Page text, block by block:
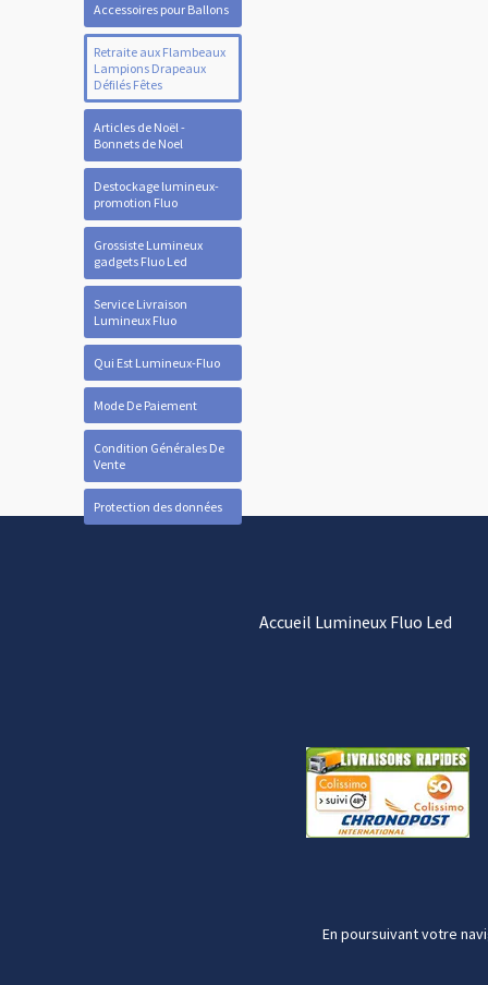
Accessoires pour Ballons
Retraite aux Flambeaux
Lampions Drapeaux
Défilés Fêtes
Articles de Noël -
Bonnets de Noel
Destockage lumineux-
promotion Fluo
Grossiste Lumineux
gadgets Fluo Led
Service Livraison
Lumineux Fluo
Qui Est Lumineux-Fluo
Mode De Paiement
Condition Générales De
Vente
Protection des données
Accueil Lumineux Fluo Led
En poursuivant votre